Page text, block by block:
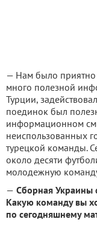
— Нам было приятно
много полезной
Турции,
поединок был
информационном
неиспользованных
турецкой команды.
около десяти
молодежную
— Сборная Украины
Какую команду вы
по сегодняшнему